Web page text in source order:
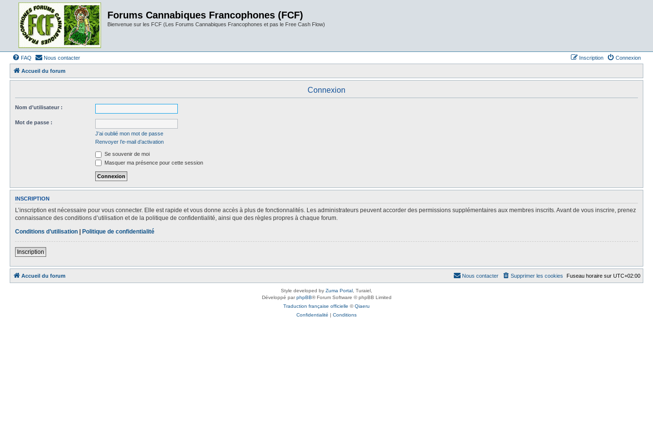
Forums Cannabiques Francophones (FCF)
Bienvenue sur les FCF (Les Forums Cannabiques Francophones et pas le Free Cash Flow)
FAQ Nous contacter Connexion
Inscription
Accueil du forum
Connexion
Nom d’utilisateur :
Mot de passe :
J’ai oublié mon mot de passe
Renvoyer l’e-mail d’activation
Se souvenir de moi
Masquer ma présence pour cette session
INSCRIPTION
L’inscription est nécessaire pour vous connecter. Elle est rapide et vous donne accès à plus de fonctionnalités. Les administrateurs peuvent accorder des permissions supplémentaires aux membres inscrits. Avant de vous inscrire, prenez
connaissance des conditions d’utilisation et de la politique de confidentialité, ainsi que des règles propres à chaque forum.
Conditions d’utilisation | Politique de confidentialité
Inscription
Accueil du forum Fuseau horaire sur UTC+02:00
Supprimer les cookies
Nous contacter
Style developed by Zuma Portal , Turaiel,
Développé parphpBB® Forum Software © phpBB Limited
Traduction française officielle ©Qiaeru
Confidentialité | Conditions